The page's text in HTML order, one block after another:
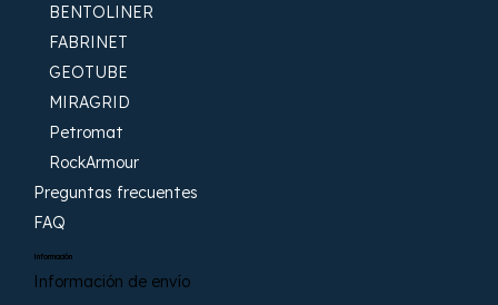
BENTOLINER
FABRINET
GEOTUBE
MIRAGRID
Petromat
RockArmour
Preguntas frecuentes
FAQ
Información
Información de envío